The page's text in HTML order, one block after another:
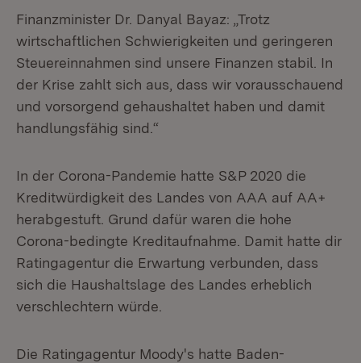
Finanzminister Dr. Danyal Bayaz: „Trotz
wirtschaftlichen Schwierigkeiten und geringeren
Steuereinnahmen sind unsere Finanzen stabil. In
der Krise zahlt sich aus, dass wir vorausschauend
und vorsorgend gehaushaltet haben und damit
handlungsfähig sind.“
In der Corona-Pandemie hatte S&P 2020 die
Kreditwürdigkeit des Landes von AAA auf AA+
herabgestuft. Grund dafür waren die hohe
Corona-bedingte Kreditaufnahme. Damit hatte dir
Ratingagentur die Erwartung verbunden, dass
sich die Haushaltslage des Landes erheblich
verschlechtern würde.
Die Ratingagentur Moody's hatte Baden-